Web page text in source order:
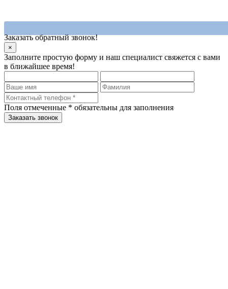
Заказать обратный звонок!
×
Заполните простую форму и наш специалист свяжется с вами
в ближайшее время!
Поля отмеченные * обязательны для заполнения